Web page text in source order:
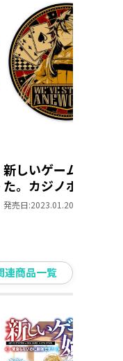
新しいゲーム始めま
た。カジノポスター
マウスパッド
発売日:2023.01.20
連商品一覧